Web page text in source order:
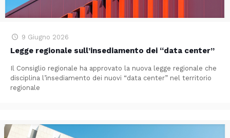
9 Giugno 2026
Legge regionale sull’insediamento dei “data center”
Il Consiglio regionale ha approvato la nuova legge regionale che
disciplina l’insediamento dei nuovi “data center” nel territorio
regionale